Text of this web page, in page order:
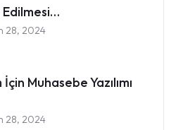
28, 2024
Muhasebe Yazılımı
28, 2024